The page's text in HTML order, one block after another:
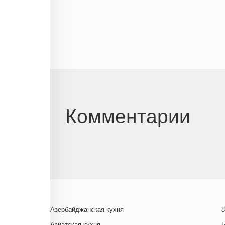
Комментарии
Азербайджанская кухня